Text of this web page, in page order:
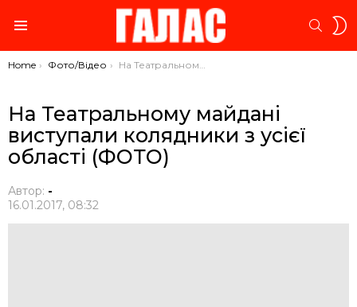
You are here:
Home Фото/Відео На Театральному майдані виступали колядники з усієї області (ФОТО)
На Театральному майдані
виступали колядники з усієї
області (ФОТО)
Автор: -
16.01.2017, 08:32